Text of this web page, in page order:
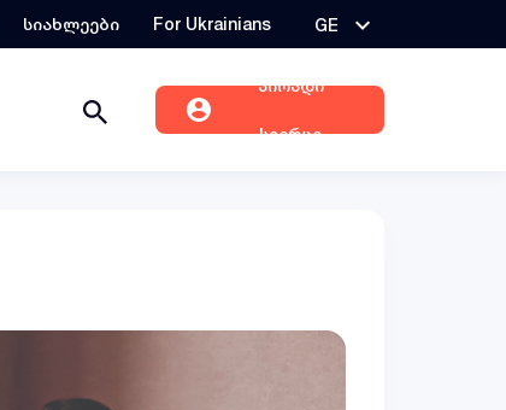
სიახლეები For Ukrainians GE
პირადი
სივრცე